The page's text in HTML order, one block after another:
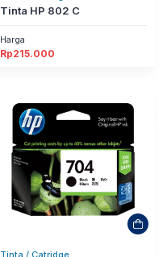
Tinta HP 802 C
Harga
Rp215.000